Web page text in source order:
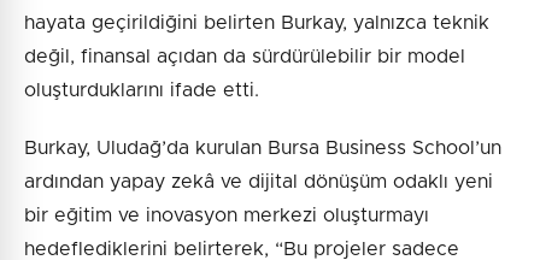
hayata geçirildiğini belirten Burkay, yalnızca teknik
değil, finansal açıdan da sürdürülebilir bir model
oluşturduklarını ifade etti.
Burkay, Uludağ’da kurulan Bursa Business School’un
ardından yapay zekâ ve dijital dönüşüm odaklı yeni
bir eğitim ve inovasyon merkezi oluşturmayı
hedeflediklerini belirterek, “Bu projeler sadece